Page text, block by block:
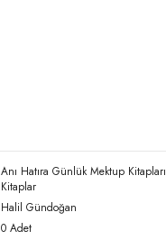
Anı Hatıra Günlük Mektup Kitapları
Kitaplar
Halil Gündoğan
0 Adet